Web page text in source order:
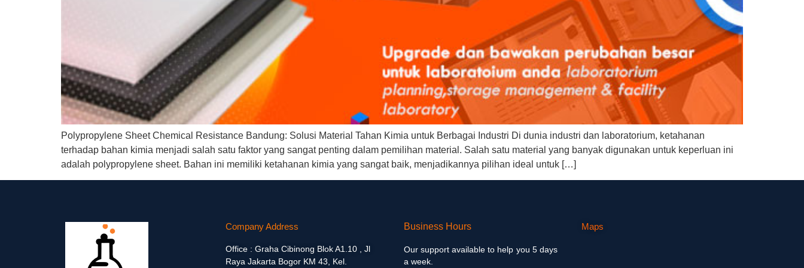
Polypropylene Sheet Chemical Resistance Bandung: Solusi Material Tahan Kimia untuk Berbagai Industri Di dunia industri dan laboratorium, ketahanan
terhadap bahan kimia menjadi salah satu faktor yang sangat penting dalam pemilihan material. Salah satu material yang banyak digunakan untuk keperluan ini
adalah polypropylene sheet. Bahan ini memiliki ketahanan kimia yang sangat baik, menjadikannya pilihan ideal untuk […]
Company Address
Office : Graha Cibinong Blok A1.10 , Jl
Raya Jakarta Bogor KM 43, Kel.
Business Hours
Our support available to help you 5 days
a week.
Maps